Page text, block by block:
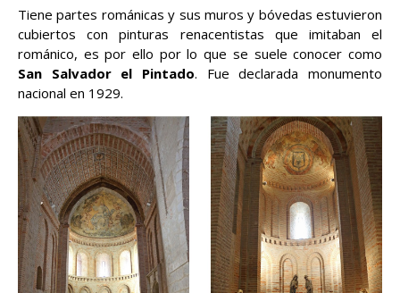
Tiene partes románicas y sus muros y bóvedas estuvieron
cubiertos con pinturas renacentistas que imitaban el
románico, es por ello por lo que se suele conocer como
San Salvador el Pintado. Fue declarada monumento
nacional en 1929.